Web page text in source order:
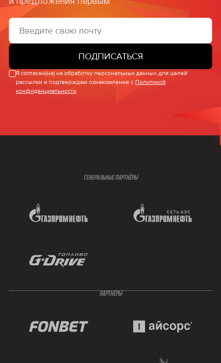
ПОДПИСАТЬСЯ
Я согласен(на) на обработку персональных данных для целей
рассылки и подтверждаю ознакомление с Политикой
конфиденциальности
ГЕНЕРАЛЬНЫЕ ПАРТНЁРЫ
ПАРТНЁРЫ